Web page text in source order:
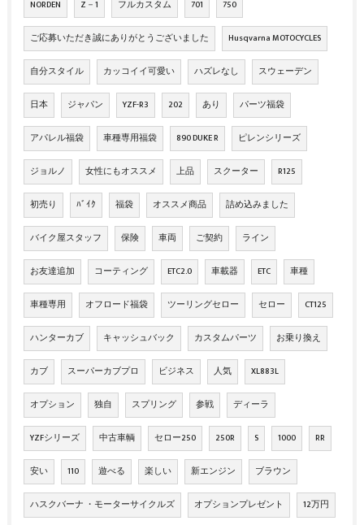
NORDEN Z－1 フルカスタム 701 750
ご応募いただき誠にありがとうございました Husqvarna MOTOCYCLES
自分スタイル カッコイイ可愛い ハズレなし スウェーデン
日本 ジャパン YZF-R3 202 あり パーツ福袋
アパレル福袋 車種専用福袋 890 DUKE R ピレンシリーズ
ジョルノ 女性にもオススメ 上品 スクーター R125
初売り ﾊﾞｲｸ 福袋 オススメ商品 詰め込みました
バイク屋スタッフ 保険 車両 ご契約 ライン
お友達追加 コーティング ETC2.0 車載器 ETC 車種
車種専用 オフロード福袋 ツーリングセロー セロー CT125
ハンターカブ キャッシュバック カスタムパーツ お乗り換え
カブ スーパーカブプロ ビジネス 人気 XL883L
オプション 独自 スプリング 参戦 ディーラ
YZFシリーズ 中古車輌 セロー250 250R S 1000 RR
安い 110 遊べる 楽しい 新エンジン ブラウン
ハスクバーナ ・モーターサイクルズ オプションプレゼント 12万円